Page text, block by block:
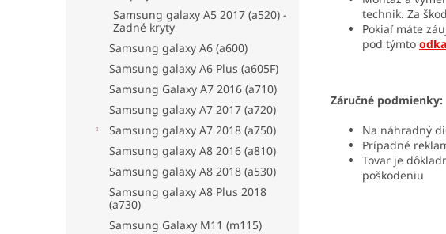
Samsung galaxy A5 2017 (a520) -
Zadné kryty
Samsung galaxy A6 (a600)
Samsung galaxy A6 Plus (a605F)
Samsung Galaxy A7 2016 (a710)
Samsung galaxy A7 2017 (a720)
Samsung galaxy A7 2018 (a750)
Samsung galaxy A8 2016 (a810)
Samsung galaxy A8 2018 (a530)
Samsung galaxy A8 Plus 2018
(a730)
Samsung Galaxy M11 (m115)
technik. Za
Pokiaľ máte
pod týmto
Záručné podmienky:
Na náhradný
Prípadné
Tovar je
poškodeniu